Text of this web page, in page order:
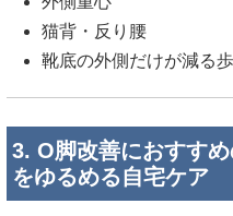
猫背・反り腰
靴底の外側だけが減る
3. O脚改善におすす
をゆるめる自宅ケア